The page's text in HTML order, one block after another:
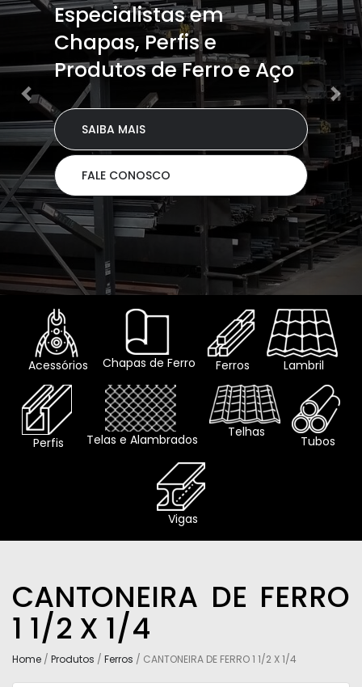
Especialistas em
Chapas, Perfis e
Produtos de Ferro e Aço
SAIBA MAIS
FALE CONOSCO
Acessórios Chapas de Ferro Ferros Lambril
Perfis Telas e Alambrados
Telhas
Tubos
Vigas
CANTONEIRA DE FERRO
1 1/2 X 1/4
Home / Produtos / Ferros / CANTONEIRA DE FERRO 1 1/2 X 1/4